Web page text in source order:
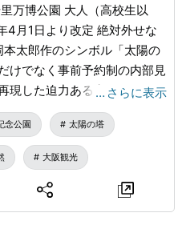
より改定 絶対外せな
太郎作のシンボル「太陽の
けでなく事前予約制の内部見
現した迫力ある空間を見るこ
年の万博に合わせて整備され
室、滝などが点在し、四季
本庭園の見どころ」として園
アです。
… さらに表示
念公園 太陽の塔
大阪観光